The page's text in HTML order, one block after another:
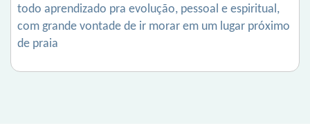
todo aprendizado pra evolução, pessoal e espiritual,
com grande vontade de ir morar em um lugar próximo
de praia